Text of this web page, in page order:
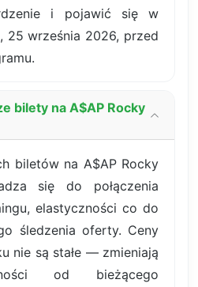
i pojawić się w
25 września 2026, przed
bilety na A$AP Rocky
biletów na A$AP Rocky
się do połączenia
elastyczności co do
śledzenia oferty. Ceny
nie są stałe — zmieniają
od bieżącego